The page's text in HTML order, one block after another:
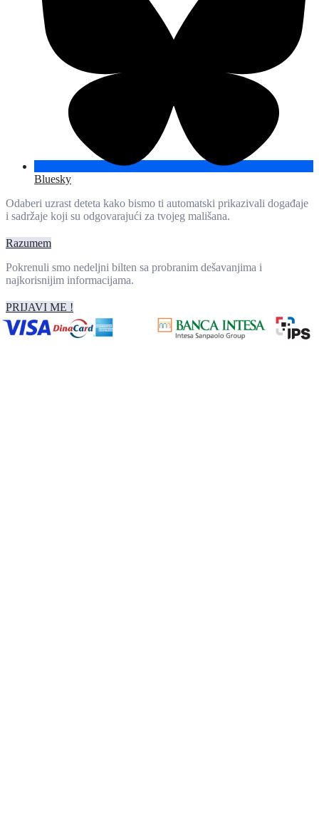
Bluesky
Odaberi uzrast deteta kako bismo ti automatski prikazivali događaje
i sadržaje koji su odgovarajući za tvojeg mališana.
Razumem
Pokrenuli smo nedeljni bilten sa probranim dešavanjima i
najkorisnijim informacijama.
PRIJAVI ME !